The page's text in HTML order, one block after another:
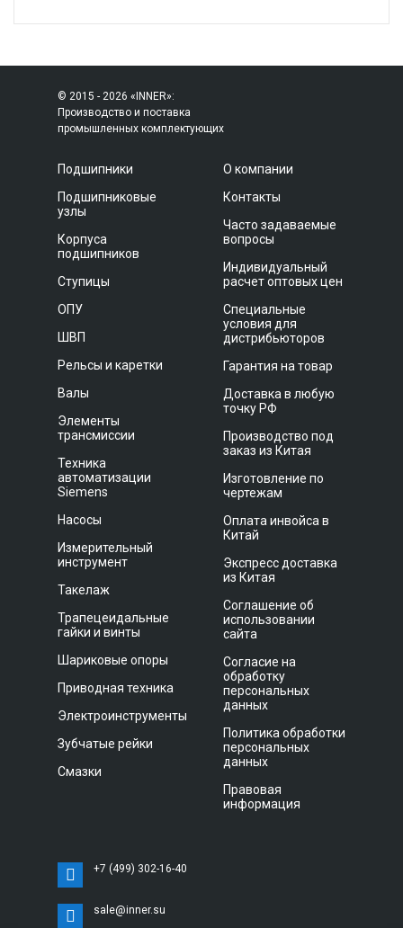
© 2015 - 2026 «INNER»:
Производство и поставка
промышленных комплектующих
Подшипники
Подшипниковые
узлы
Корпуса
подшипников
Ступицы
ОПУ
ШВП
Рельсы и каретки
Валы
Элементы
трансмиссии
Техника
автоматизации
Siemens
Насосы
Измерительный
инструмент
Такелаж
Трапецеидальные
гайки и винты
Шариковые опоры
Приводная техника
Электроинструменты
Зубчатые рейки
Смазки
О компании
Контакты
Часто задаваемые
вопросы
Индивидуальный
расчет оптовых цен
Специальные
условия для
дистрибьюторов
Гарантия на товар
Доставка в любую
точку РФ
Производство под
заказ из Китая
Изготовление по
чертежам
Оплата инвойса в
Китай
Экспресс доставка
из Китая
Соглашение об
использовании
сайта
Согласие на
обработку
персональных
данных
Политика обработки
персональных
данных
Правовая
информация
+7 (499) 302-16-40
sale@inner.su